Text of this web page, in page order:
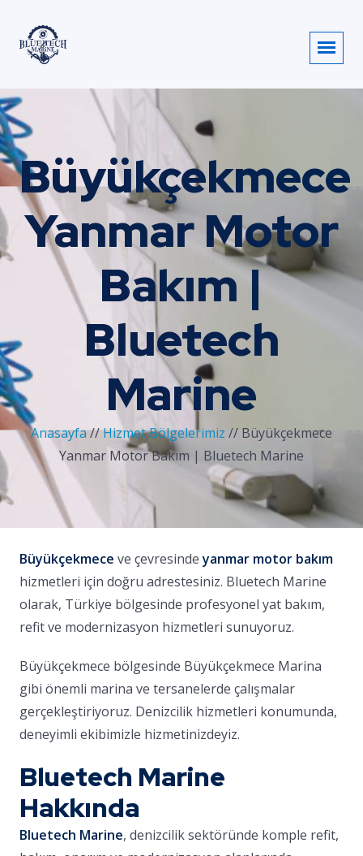
Büyükçekmece
Yanmar Motor
Bakım |
Bluetech
Marine
Anasayfa//Hizmet Bölgelerimiz // Büyükçekmece
Yanmar Motor Bakım | Bluetech Marine
Büyükçekmece ve çevresindeyanmar motor bakım
hizmetleri için doğru adrestesiniz. Bluetech Marine
olarak, Türkiye bölgesinde profesyonel yat bakım,
refit ve modernizasyon hizmetleri sunuyoruz.
Büyükçekmece bölgesinde Büyükçekmece Marina
gibi önemli marina ve tersanelerde çalışmalar
gerçekleştiriyoruz. Denizcilik hizmetleri konumunda,
deneyimli ekibimizle hizmetinizdeyiz.
Bluetech Marine
Hakkında
Bluetech Marine, denizcilik sektöründe komple refit,